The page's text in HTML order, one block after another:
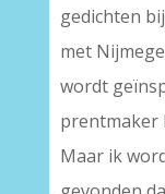
gedichten
met
wordt
prentmaker
Maar ik